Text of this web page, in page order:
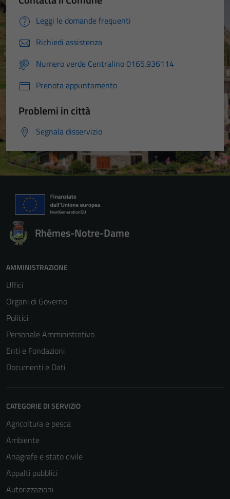
Leggi le domande frequenti
Richiedi assistenza
Numero verde Centralino 0165.936114
Prenota appuntamento
Problemi in città
Segnala disservizio
Rhêmes-Notre-Dame
AMMINISTRAZIONE
Uffici
Organi di Governo
Politici
Personale Amministrativo
Enti e Fondazioni
Documenti e Dati
CATEGORIE DI SERVIZIO
Agricoltura e pesca
Ambiente
Anagrafe e stato civile
Appalti pubblici
Autorizzazioni